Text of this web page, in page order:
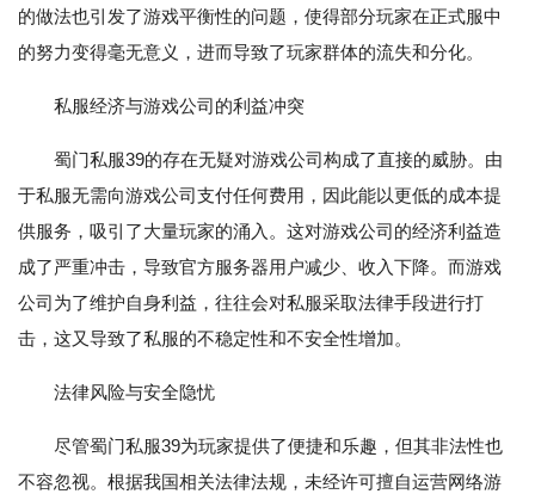
的做法也引发了游戏平衡性的问题，使得部分玩家在正式服中
的努力变得毫无意义，进而导致了玩家群体的流失和分化。
私服经济与游戏公司的利益冲突
蜀门私服39的存在无疑对游戏公司构成了直接的威胁。由
于私服无需向游戏公司支付任何费用，因此能以更低的成本提
供服务，吸引了大量玩家的涌入。这对游戏公司的经济利益造
成了严重冲击，导致官方服务器用户减少、收入下降。而游戏
公司为了维护自身利益，往往会对私服采取法律手段进行打
击，这又导致了私服的不稳定性和不安全性增加。
法律风险与安全隐忧
尽管蜀门私服39为玩家提供了便捷和乐趣，但其非法性也
不容忽视。根据我国相关法律法规，未经许可擅自运营网络游